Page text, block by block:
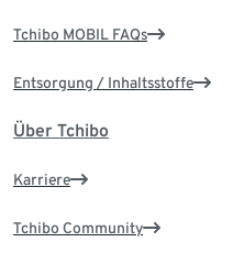
Tchibo MOBIL FAQs
Entsorgung / Inhaltsstoffe
Über Tchibo
Karriere
Tchibo Community